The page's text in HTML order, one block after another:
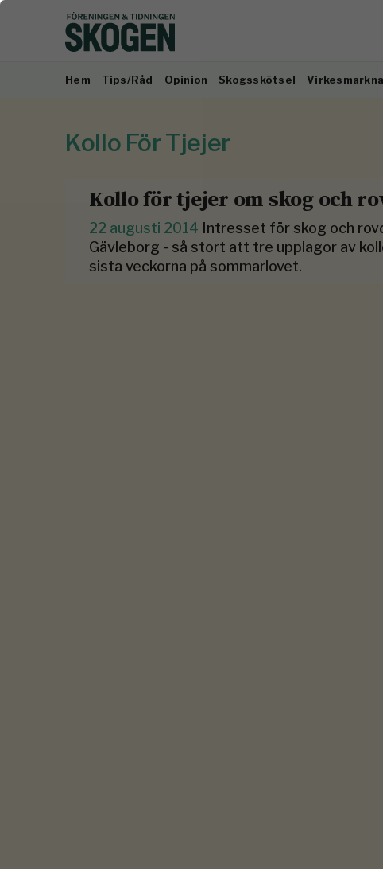
Hem Tips/Råd Opinion Skogsskötsel
Kollo För Tjejer
Kollo för tjejer om skog och
22 augusti 2014 Intresset för skog och
Gävleborg - så stort att tre upplagor av
sista veckorna på sommarlovet.